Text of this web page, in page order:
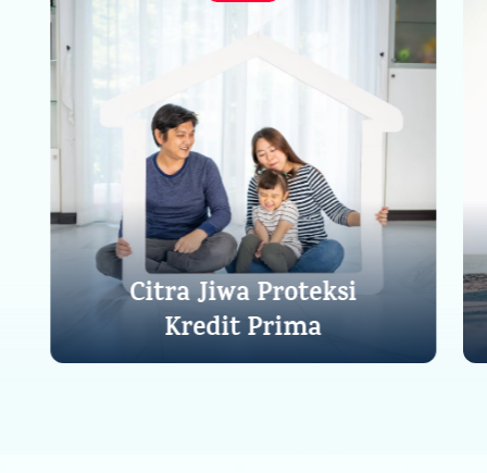
Citra Jiwa Proteksi
Kredit Prima